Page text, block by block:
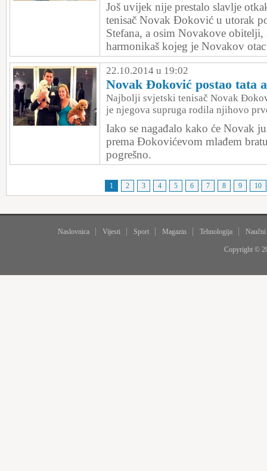
Još uvijek nije prestalo slavlje
tenisač Novak Đoković u utorak
Stefana, a osim Novakove obitelji,
harmonikaš kojeg je Novakov
22.10.2014 u 19:02
Novak Đoković postao tata
Najbolji svjetski tenisač Novak
je njegova supruga rodila njihovo
Iako se nagađalo kako će Novak
prema Đokovićevom mlađem
pogrešno.
1 2 3 4 5 6 7 8 9 10
Naslovnica Vijesti Sport Magazin Tehnologija
Copyright ©